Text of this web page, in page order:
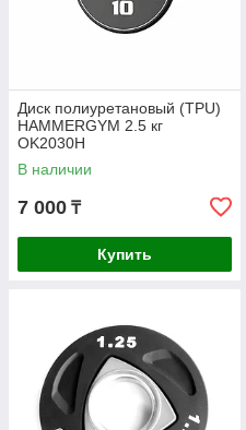
Диск полиуретановый (TPU)
HAMMERGYM 2.5 кг
OK2030H
В наличии
7 000 ₸
Купить